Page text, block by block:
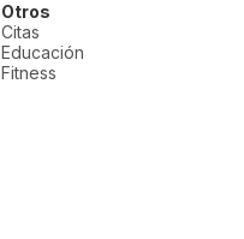
Otros
Citas
Educación
Fitness